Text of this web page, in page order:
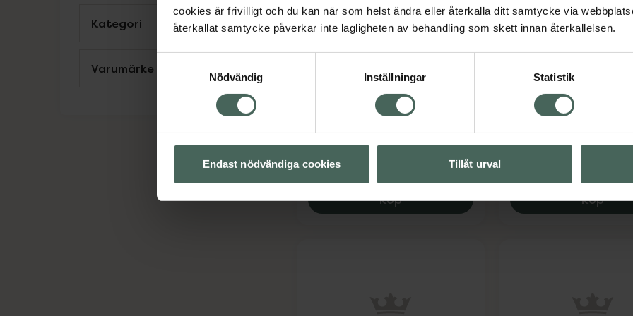
cookies är frivilligt och du kan när som helst ändra eller återkalla ditt samtycke via
återkallat samtycke påverkar inte lagligheten av behandling som skett innan återkallelsen.
Nödvändig
Inställningar Statistik
Endast nödvändiga cookies Tillåt urval
Kategori Visa
Varumärke
20%
5 av 5 i omdöme
Kapslar 360 st
KöpHolistic Måltidsenzym, 672.8 kr.
20%
4.6 av 5 i omdöme
Support
Kapslar 30 st
Kosttillskott
Köp